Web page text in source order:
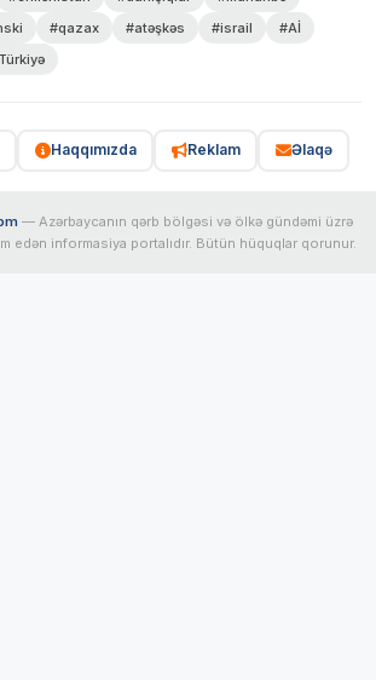
#qazax #atəşkəs #israil
#Aİ
Haqqımızda Reklam Əlaqə
— Azərbaycanın qərb bölgəsi və ölkə gündəmi üzrə
edən informasiya portalıdır. Bütün hüquqlar qorunur.